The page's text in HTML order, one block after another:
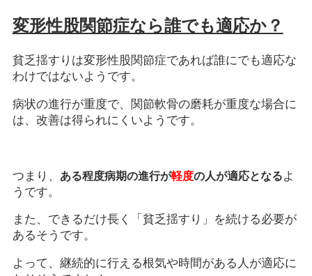
変形性股関節症なら誰でも適応か？
貧乏揺すりは変形性股関節症であれば誰にでも適応な
わけではないようです。
病状の進行が重度で、関節軟骨の磨耗が重度な場合に
は、改善は得られにくいようです。
つまり、 ある程度病期の進行が軽度の人が適応となるよ
うです。
また、できるだけ長く「貧乏揺すり」を続ける必要が
あるそうです。
よって、継続的に行える根気や時間がある人が適応に